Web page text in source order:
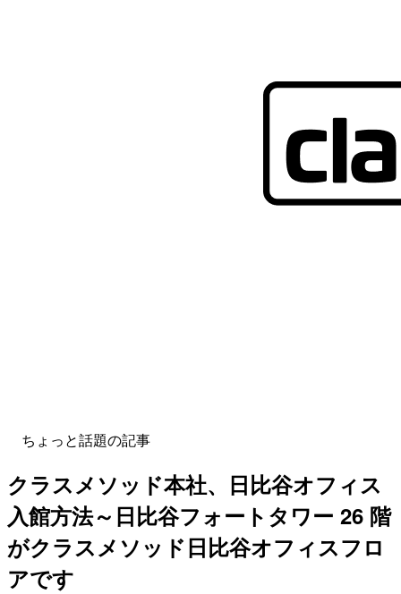
ちょっと話題の記事
クラスメソッド本社、日比谷オフィス
入館方法～日比谷フォートタワー 26 階
がクラスメソッド日比谷オフィスフロ
アです